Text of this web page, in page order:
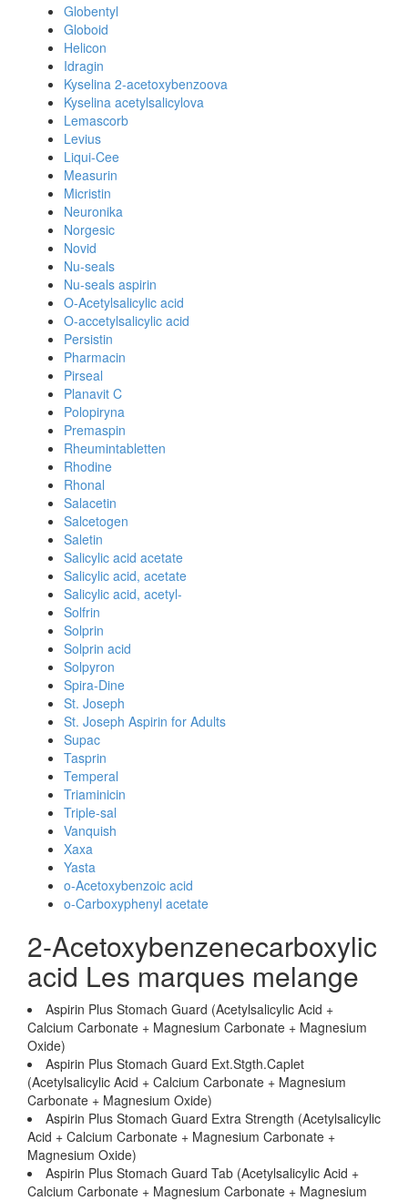
Globentyl
Globoid
Helicon
Idragin
Kyselina 2-acetoxybenzoova
Kyselina acetylsalicylova
Lemascorb
Levius
Liqui-Cee
Measurin
Micristin
Neuronika
Norgesic
Novid
Nu-seals
Nu-seals aspirin
O-Acetylsalicylic acid
O-accetylsalicylic acid
Persistin
Pharmacin
Pirseal
Planavit C
Polopiryna
Premaspin
Rheumintabletten
Rhodine
Rhonal
Salacetin
Salcetogen
Saletin
Salicylic acid acetate
Salicylic acid, acetate
Salicylic acid, acetyl-
Solfrin
Solprin
Solprin acid
Solpyron
Spira-Dine
St. Joseph
St. Joseph Aspirin for Adults
Supac
Tasprin
Temperal
Triaminicin
Triple-sal
Vanquish
Xaxa
Yasta
o-Acetoxybenzoic acid
o-Carboxyphenyl acetate
2-Acetoxybenzenecarboxylic
acid Les marques melange
Aspirin Plus Stomach Guard (Acetylsalicylic Acid +
Calcium Carbonate + Magnesium Carbonate + Magnesium
Oxide)
Aspirin Plus Stomach Guard Ext.Stgth.Caplet
(Acetylsalicylic Acid + Calcium Carbonate + Magnesium
Carbonate + Magnesium Oxide)
Aspirin Plus Stomach Guard Extra Strength (Acetylsalicylic
Acid + Calcium Carbonate + Magnesium Carbonate +
Magnesium Oxide)
Aspirin Plus Stomach Guard Tab (Acetylsalicylic Acid +
Calcium Carbonate + Magnesium Carbonate + Magnesium